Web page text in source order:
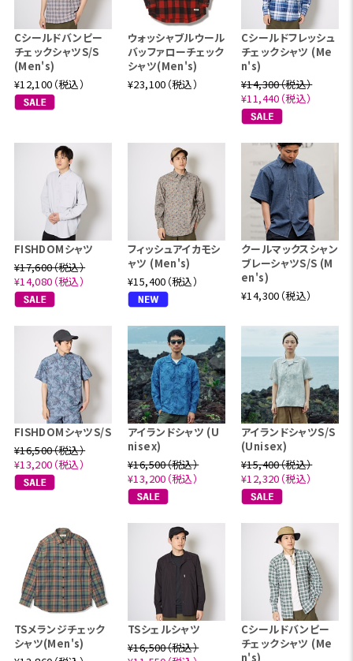
Cシールドバンピー
チェックシャツS/S
(Men's)
¥12,100（税込）
ウォッシャブルウール
バッファローチェック
シャツ(Men's)
¥23,100（税込）
Cシールドフレッシュ
チェックシャツ (Me
n's)
¥14,300（税込）
¥11,440（税込）
FISHDOMシャツ
¥17,600（税込）
¥14,080（税込）
フィッシュアイカモシ
ャツ (Men's)
¥15,400（税込）
クールマックスシャン
ブレーシャツS/S (M
en's)
¥14,300（税込）
FISHDOMシャツS/S
¥16,500（税込）
¥13,200（税込）
アイランドシャツ (U
nisex)
¥16,500（税込）
¥13,200（税込）
アイランドシャツS/S
(Unisex)
¥15,400（税込）
¥12,320（税込）
TSメランジチェック
シャツ(Men's)
TSシェルシャツ
¥16,500（税込）
Cシールドバンピー
チェックシャツ (Me
n's)